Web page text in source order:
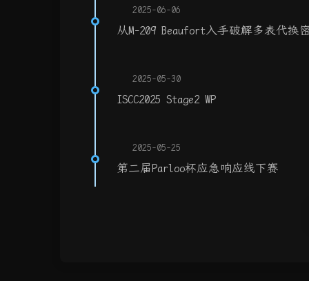
2025-06-06
从M-209 Beaufort入手破解多表代换
2025-05-30
ISCC2025 Stage2 WP
2025-05-25
第二届Parloo杯应急响应线下赛